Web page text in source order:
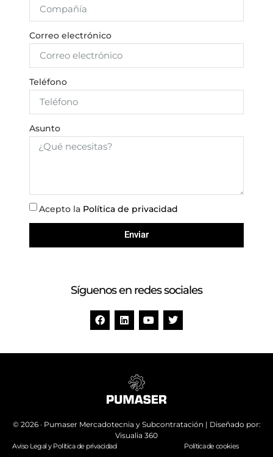
Correo electrónico
Teléfono
Asunto
Acepto la Política de privacidad
Enviar
Síguenos en redes sociales
© 2026 · Pumaser Mercadotecnia y Subcontratación | Diseñado por:
Visualia 360
Aviso Legal y Política de privacidad Política de cookies